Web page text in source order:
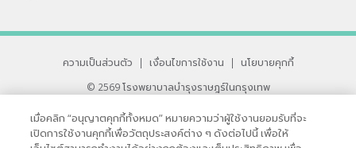
ความเป็นส่วนตัว | เงื่อนไขการใช้งาน |
นโยบายคุกกี้
© 2569 โรงพยาบาลบำรุงราษฎร์ในกรุงเทพ
33 สุขุมวิท ซอย 3 เขตวัฒนา กรุงเทพ 10110 ประเทศไทย
หากท่านมีข้อคิดเห็นหรือปัญหาในการใช้เว็บไซต์ของเรา
เมื่อคลิก “อนุญาตคุกกี้ทั้งหมด” หมายความว่าผู้ใช้งานยอมรับที่จะ
เปิดการใช้งานคุกกี้เพื่อวัตถุประสงค์ต่าง ๆ ดังต่อไปนี้ เพื่อให้